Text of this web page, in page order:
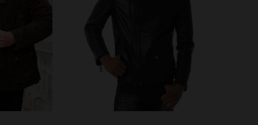
VERFÜGBARE GRÖSSEN